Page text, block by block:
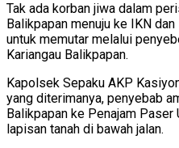
Tak ada korban jiwa dalam
Balikpapan menuju ke IKN
untuk memutar melalui
Kariangau Balikpapan.
Kapolsek Sepaku AKP
yang diterimanya, penyebab
Balikpapan ke Penajam
lapisan tanah di bawah jalan.